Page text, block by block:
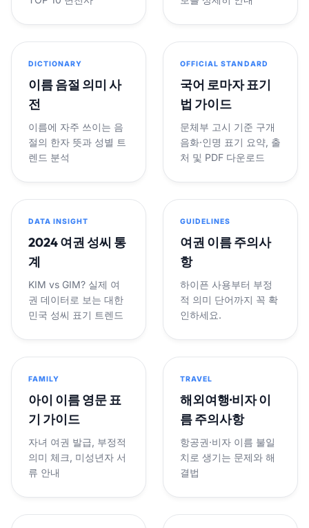
DICTIONARY
이름 음절 의미 사
전
이름에 자주 쓰이는 음
절의 한자 뜻과 성별 트
렌드 분석
OFFICIAL STANDARD
국어 로마자 표기
법 가이드
문체부 고시 기준 구개
음화·인명 표기 요약, 출
처 및 PDF 다운로드
DATA INSIGHT
2024 여권 성씨 통
계
KIM vs GIM? 실제 여
권 데이터로 보는 대한
민국 성씨 표기 트렌드
GUIDELINES
여권 이름 주의사
항
하이픈 사용부터 부정
적 의미 단어까지 꼭 확
인하세요.
FAMILY
아이 이름 영문 표
기 가이드
자녀 여권 발급, 부정적
의미 체크, 미성년자 서
류 안내
TRAVEL
해외여행·비자 이
름 주의사항
항공권·비자 이름 불일
치로 생기는 문제와 해
결법